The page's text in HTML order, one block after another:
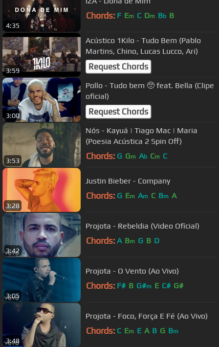
4:35
Chords: F Em C Dm Bb B
3:59
Acústico 1Kilo - Tudo Bem (Pablo
Martins, Chino, Lucas Lucco, Ari)
Request Chords
3:00
Pollo - Tudo bem 🥺 feat. Bella (Clipe
oficial)
Request Chords
3:53
Nós - Kayuá | Tiago Mac | Maria
(Poesia Acústica 2 Spin Off)
Chords: G Gm Ab Cm C
3:28
Justin Bieber - Company
Chords: G Em Am C Bm A
3:42
Projota - Rebeldia (Video Oficial)
Chords: A Bm G B D
3:05
Projota - O Vento (Ao Vivo)
Chords: F# B G#m E C# G#
3:48
Projota - Foco, Força E Fé (Ao Vivo)
Chords: C Em E A B G Bm